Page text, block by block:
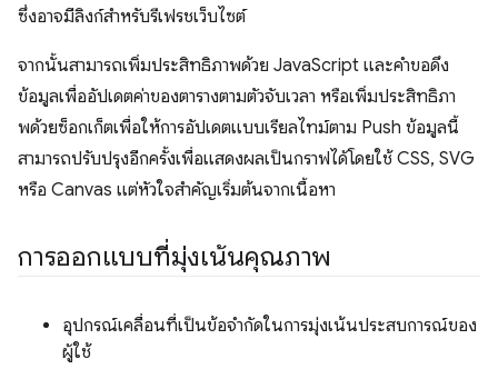
ซึ่งอาจมีลิงก์สำหรับรีเฟรชเว็บไซต์
จากนั้นสามารถเพิ่มประสิทธิภาพด้วย JavaScript และคำขอดึง
ข้อมูลเพื่ออัปเดตค่าของตารางตามตัวจับเวลา หรือเพิ่มประสิทธิภา
พด้วยซ็อกเก็ตเพื่อให้การอัปเดตแบบเรียลไทม์ตาม Push ข้อมูลนี้
สามารถปรับปรุงอีกครั้งเพื่อแสดงผลเป็นกราฟได้โดยใช้ CSS, SVG
หรือ Canvas แต่หัวใจสำคัญเริ่มต้นจากเนื้อหา
การออกแบบที่มุ่งเน้นคุณภาพ
อุปกรณ์เคลื่อนที่เป็นข้อจำกัดในการมุ่งเน้นประสบการณ์ของ
ผู้ใช้